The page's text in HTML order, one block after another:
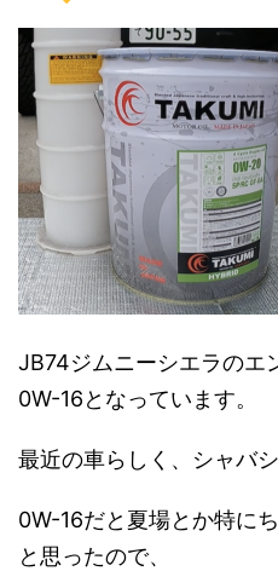
JB74ジムニーシエラのエ
0W-16となっています。
最近の車らしく、シャバ
0W-16だと夏場とか特に
と思ったので、